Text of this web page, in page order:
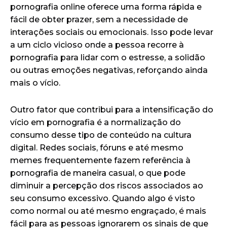
pornografia online oferece uma forma rápida e
fácil de obter prazer, sem a necessidade de
interações sociais ou emocionais. Isso pode levar
a um ciclo vicioso onde a pessoa recorre à
pornografia para lidar com o estresse, a solidão
ou outras emoções negativas, reforçando ainda
mais o vício.
Outro fator que contribui para a intensificação do
vício em pornografia é a normalização do
consumo desse tipo de conteúdo na cultura
digital. Redes sociais, fóruns e até mesmo
memes frequentemente fazem referência à
pornografia de maneira casual, o que pode
diminuir a percepção dos riscos associados ao
seu consumo excessivo. Quando algo é visto
como normal ou até mesmo engraçado, é mais
fácil para as pessoas ignorarem os sinais de que